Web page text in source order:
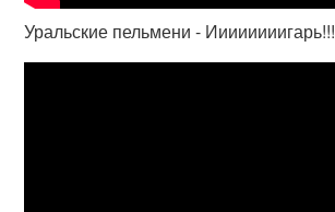
Уральские пельмени - Иииииииигарь!!!